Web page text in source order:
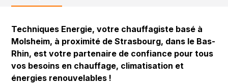
Techniques Energie, votre chauffagiste basé à
Molsheim, à proximité de Strasbourg, dans le Bas-
Rhin, est votre partenaire de confiance pour tous
vos besoins en chauffage, climatisation et
énergies renouvelables !